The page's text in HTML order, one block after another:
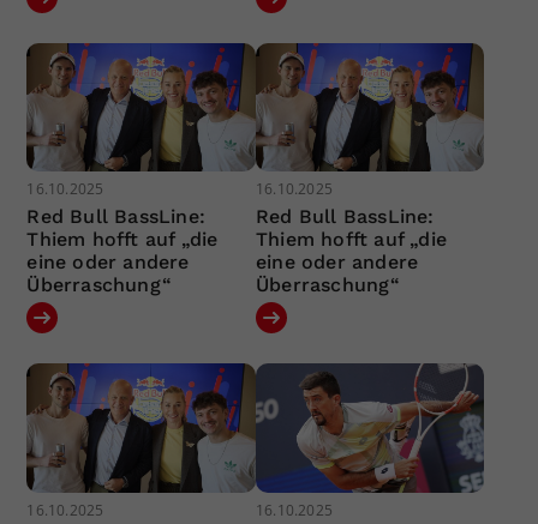
16.10.2025
Red Bull BassLine:
Thiem hofft auf „die
eine oder andere
Überraschung“
16.10.2025
Red Bull BassLine:
Thiem hofft auf „die
eine oder andere
Überraschung“
16.10.2025 16.10.2025